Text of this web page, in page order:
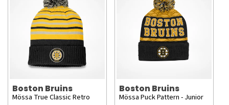
Boston Bruins
Mössa True Classic Retro
Boston Bruins
Mössa Puck Pattern - Junior